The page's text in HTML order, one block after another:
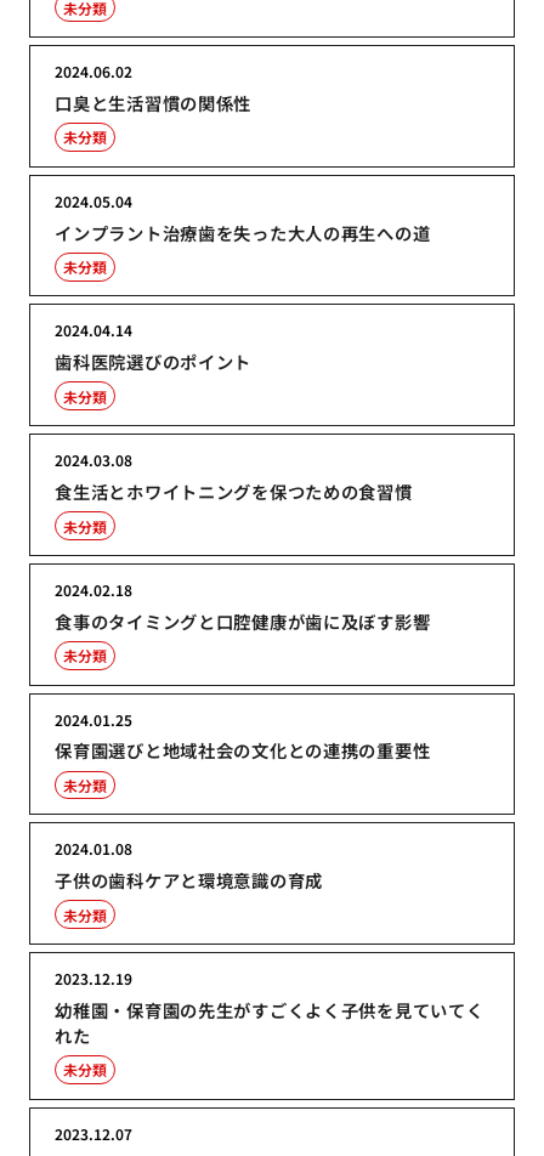
未分類
口臭と生活習慣の関係性
2024.06.02
未分類
インプラント治療歯を失った大人の再生への道
2024.05.04
未分類
歯科医院選びのポイント
2024.04.14
未分類
食生活とホワイトニングを保つための食習慣
2024.03.08
未分類
食事のタイミングと口腔健康が歯に及ぼす影響
2024.02.18
未分類
保育園選びと地域社会の文化との連携の重要性
2024.01.25
未分類
子供の歯科ケアと環境意識の育成
2024.01.08
未分類
幼稚園・保育園の先生がすごくよく子供を見ていてく
れた
2023.12.19
未分類
2023.12.07